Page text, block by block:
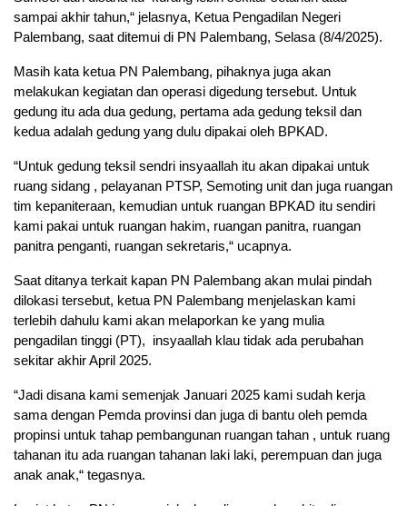
sampai akhir tahun,“ jelasnya, Ketua Pengadilan Negeri
Palembang, saat ditemui di PN Palembang, Selasa (8/4/2025).
Masih kata ketua PN Palembang, pihaknya juga akan
melakukan kegiatan dan operasi digedung tersebut. Untuk
gedung itu ada dua gedung, pertama ada gedung teksil dan
kedua adalah gedung yang dulu dipakai oleh BPKAD.
“Untuk gedung teksil sendri insyaallah itu akan dipakai untuk
ruang sidang , pelayanan PTSP, Semoting unit dan juga ruangan
tim kepaniteraan, kemudian untuk ruangan BPKAD itu sendiri
kami pakai untuk ruangan hakim, ruangan panitra, ruangan
panitra penganti, ruangan sekretaris,“ ucapnya.
Saat ditanya terkait kapan PN Palembang akan mulai pindah
dilokasi tersebut, ketua PN Palembang menjelaskan kami
terlebih dahulu kami akan melaporkan ke yang mulia
pengadilan tinggi (PT), insyaallah klau tidak ada perubahan
sekitar akhir April 2025.
“Jadi disana kami semenjak Januari 2025 kami sudah kerja
sama dengan Pemda provinsi dan juga di bantu oleh pemda
propinsi untuk tahap pembangunan ruangan tahan , untuk ruang
tahanan itu ada ruangan tahanan laki laki, perempuan dan juga
anak anak,“ tegasnya.